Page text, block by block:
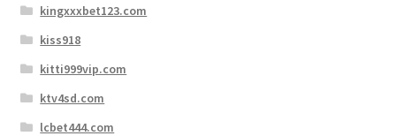
kingxxxbet123.com
kiss918
kitti999vip.com
ktv4sd.com
lcbet444.com